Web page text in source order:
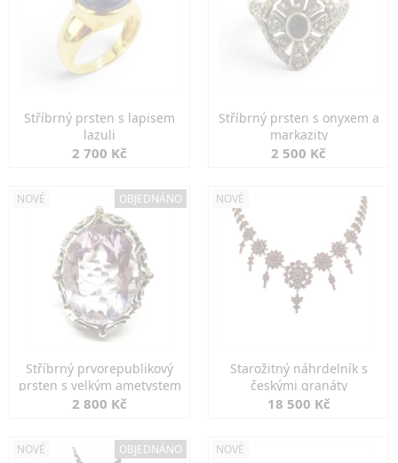
Stříbrný prsten s lapisem
lazuli
2 700 Kč
Stříbrný prsten s onyxem a
markazity
2 500 Kč
NOVÉ OBJEDNÁNO
Stříbrný prvorepublikový
prsten s velkým ametystem
2 800 Kč
NOVÉ
Starožitný náhrdelník s
českými granáty
18 500 Kč
NOVÉ OBJEDNÁNO NOVÉ